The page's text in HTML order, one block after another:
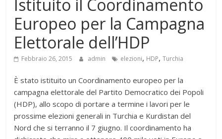
Istituito il Coordinamento
Europeo per la Campagna
Elettorale dell’HDP
Febbraio 26, 2015 admin elezioni, HDP,Turchia
È stato istituito un Coordinamento europeo per la
campagna elettorale del Partito Democratico dei Popoli
(HDP), allo scopo di portare a termine i lavori per le
prossime elezioni generali in Turchia e Kurdistan del
Nord che si terranno il 7 giugno. Il coordinamento ha